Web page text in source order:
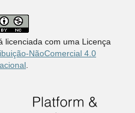
licenciada com uma Licença
NãoComercial 4.0